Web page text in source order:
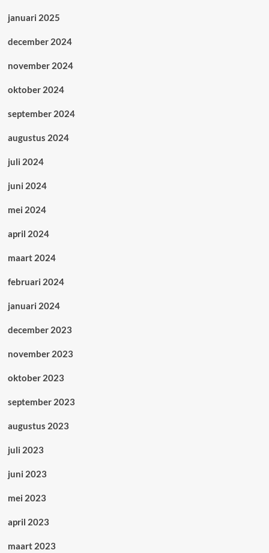
januari 2025
december 2024
november 2024
oktober 2024
september 2024
augustus 2024
juli 2024
juni 2024
mei 2024
april 2024
maart 2024
februari 2024
januari 2024
december 2023
november 2023
oktober 2023
september 2023
augustus 2023
juli 2023
juni 2023
mei 2023
april 2023
maart 2023